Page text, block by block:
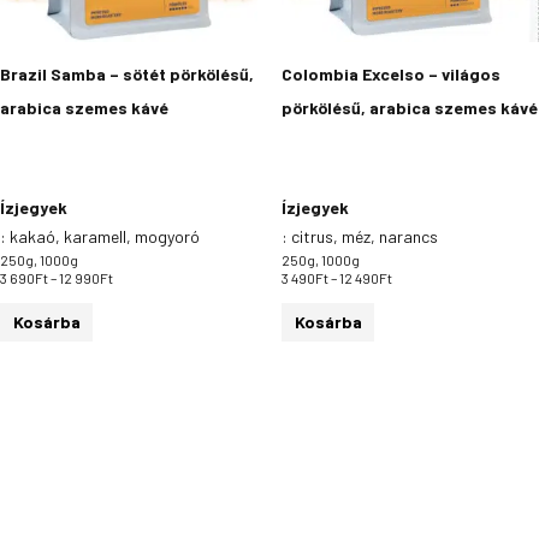
Brazil Samba – sötét pörkölésű,
arabica szemes kávé
Ízjegyek
: kakaó, karamell, mogyoró
250g, 1000g
3 690Ft–12 990Ft
Kosárba
a
választhatók
ki
Colombia Excelso – világos
pörkölésű, arabica szemes kávé
Ízjegyek
: citrus, méz, narancs
250g, 1000g
3 490Ft–12 490Ft
Kosárba
a
választhatók
ki